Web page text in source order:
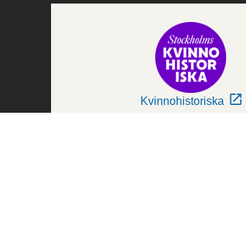
Kvinnohistoriska